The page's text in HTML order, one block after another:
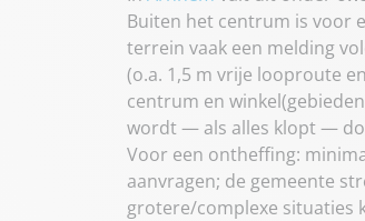
Buiten het centrum is voor
terrein vaak een melding
(o.a. 1,5 m vrije looproute
centrum en
wordt — als alles klopt —
Voor een ontheffing:
aanvragen; de gemeente
grotere/complexe situaties